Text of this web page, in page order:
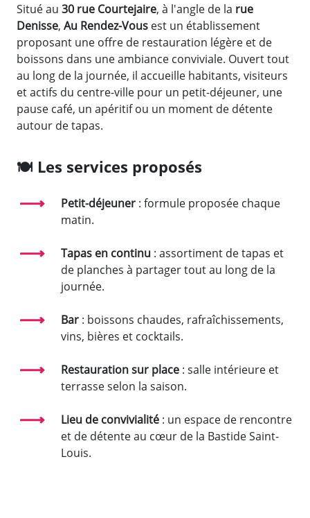
Situé au 30 rue Courtejaire, à l'angle de la rue
Denisse, Au Rendez-Vous est un établissement
proposant une offre de restauration légère et de
boissons dans une ambiance conviviale. Ouvert tout
au long de la journée, il accueille habitants, visiteurs
et actifs du centre-ville pour un petit-déjeuner, une
pause café, un apéritif ou un moment de détente
autour de tapas.
🍽️ Les services proposés
Petit-déjeuner : formule proposée chaque
matin.
Tapas en continu : assortiment de tapas et
de planches à partager tout au long de la
journée.
Bar : boissons chaudes, rafraîchissements,
vins, bières et cocktails.
Restauration sur place : salle intérieure et
terrasse selon la saison.
Lieu de convivialité : un espace de rencontre
et de détente au cœur de la Bastide Saint-
Louis.